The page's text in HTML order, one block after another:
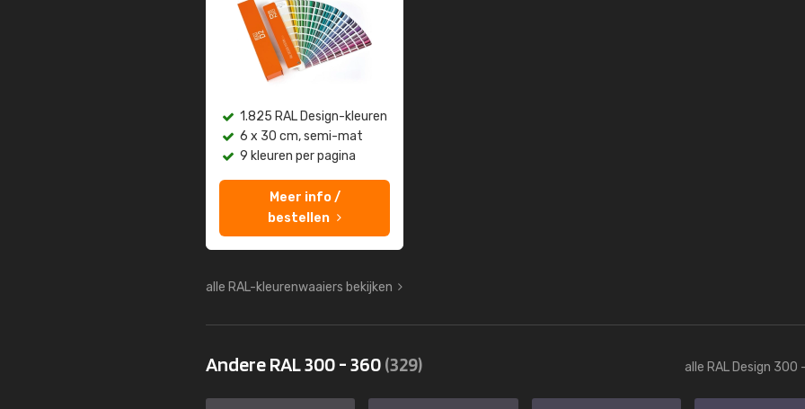
1.825 RAL Design-kleuren
6 x 30 cm, semi-mat
9 kleuren per pagina
Meer info /
bestellen
alle RAL-kleurenwaaiers bekijken
Andere RAL 300 - 360(329) alle RAL Design 300